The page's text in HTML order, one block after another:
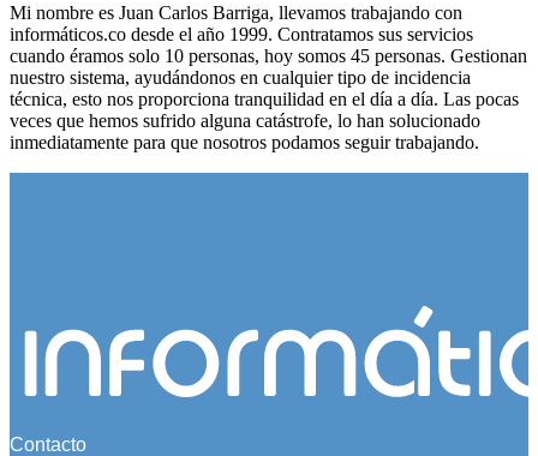
Mi nombre es Juan Carlos Barriga, llevamos trabajando con
informáticos.co desde el año 1999. Contratamos sus servicios
cuando éramos solo 10 personas, hoy somos 45 personas. Gestionan
nuestro sistema, ayudándonos en cualquier tipo de incidencia
técnica, esto nos proporciona tranquilidad en el día a día. Las pocas
veces que hemos sufrido alguna catástrofe, lo han solucionado
inmediatamente para que nosotros podamos seguir trabajando.
Contacto